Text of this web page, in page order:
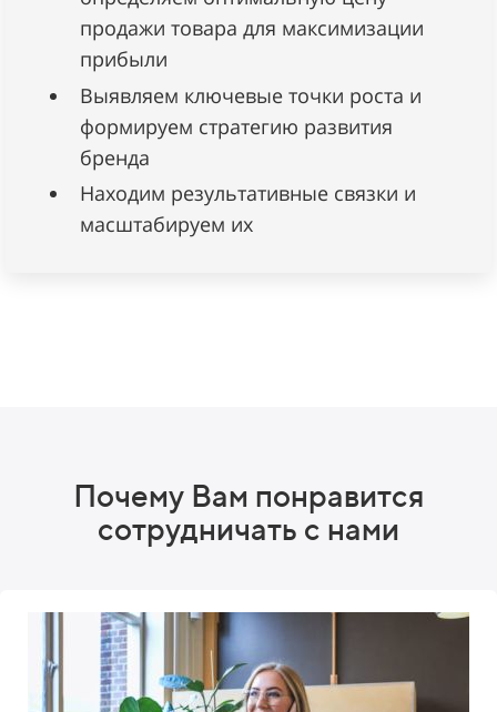
продажи товара для максимизации
прибыли
Выявляем ключевые точки роста и
формируем стратегию развития
бренда
Находим результативные связки и
масштабируем их
Почему Вам понравится
сотрудничать с нами